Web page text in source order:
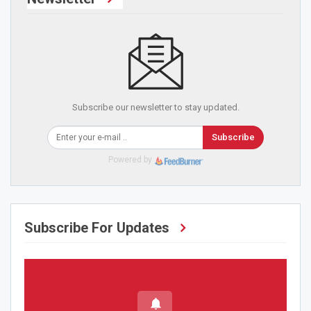
Subscribe our newsletter to stay updated.
Subscribe
Powered by
Subscribe For Updates